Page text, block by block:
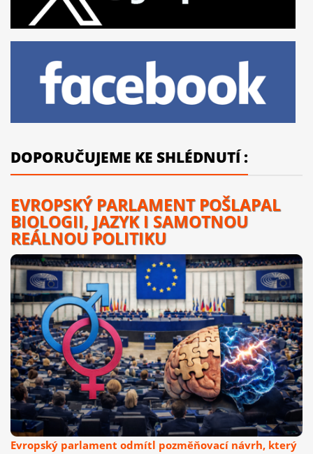
DOPORUČUJEME KE SHLÉDNUTÍ :
EVROPSKÝ PARLAMENT POŠLAPAL
BIOLOGII, JAZYK I SAMOTNOU
REÁLNOU POLITIKU
Evropský parlament odmítl pozměňovací návrh, který